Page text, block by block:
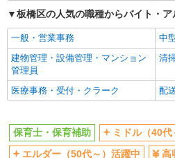
教育・保
保育士・保育補助
同じ特徴から求人を探す
オープニングスタッフ
交
板橋区の人気の職種からバイト・
一般・営業事務
中
建物管理・設備管理・マンション
管理員
清
医療事務・受付・クラーク 配
保育士・保育補助
ミドル（40
エルダー（50代～）活躍中
高